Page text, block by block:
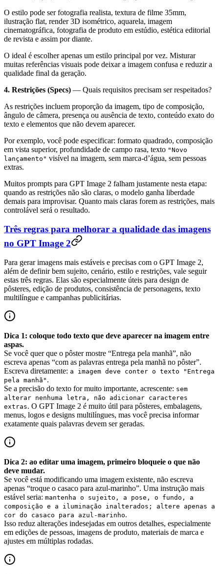
O estilo pode ser fotografia realista, textura de filme 35mm,
ilustração flat, render 3D isométrico, aquarela, imagem
cinematográfica, fotografia de produto em estúdio, estética editorial
de revista e assim por diante.
O ideal é escolher apenas um estilo principal por vez. Misturar
muitas referências visuais pode deixar a imagem confusa e reduzir a
qualidade final da geração.
4. Restrições (Specs) — Quais requisitos precisam ser respeitados?
As restrições incluem proporção da imagem, tipo de composição,
ângulo de câmera, presença ou ausência de texto, conteúdo exato do
texto e elementos que não devem aparecer.
Por exemplo, você pode especificar: formato quadrado, composição
em vista superior, profundidade de campo rasa, texto "Novo
lançamento" visível na imagem, sem marca-d’água, sem pessoas
extras.
Muitos prompts para GPT Image 2 falham justamente nesta etapa:
quando as restrições não são claras, o modelo ganha liberdade
demais para improvisar. Quanto mais claras forem as restrições, mais
controlável será o resultado.
Três regras para melhorar a qualidade das imagens
no GPT Image 2
Para gerar imagens mais estáveis e precisas com o GPT Image 2,
além de definir bem sujeito, cenário, estilo e restrições, vale seguir
estas três regras. Elas são especialmente úteis para design de
pôsteres, edição de produtos, consistência de personagens, texto
multilíngue e campanhas publicitárias.
Dica 1: coloque todo texto que deve aparecer na imagem entre
aspas.
Se você quer que o pôster mostre “Entrega pela manhã”, não
escreva apenas “com as palavras entrega pela manhã no pôster”.
Escreva diretamente: a imagem deve conter o texto "Entrega
pela manhã" .
Se a precisão do texto for muito importante, acrescente: sem
alterar nenhuma letra, não adicionar caracteres
extras. O GPT Image 2 é muito útil para pôsteres, embalagens,
menus, logos e designs multilíngues, mas você precisa informar
exatamente quais palavras devem ser geradas.
Dica 2: ao editar uma imagem, primeiro bloqueie o que não
deve mudar.
Se você está modificando uma imagem existente, não escreva
apenas “troque o casaco para azul-marinho”. Uma instrução mais
estável seria: mantenha o sujeito, a pose, o fundo, a
composição e a iluminação inalterados; altere apenas a
cor do casaco para azul-marinho.
Isso reduz alterações indesejadas em outros detalhes, especialmente
em edições de pessoas, imagens de produto, materiais de marca e
ajustes em múltiplas rodadas.